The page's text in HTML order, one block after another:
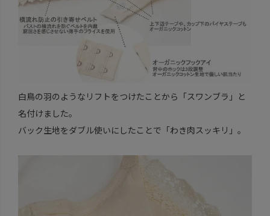
白鳥の羽のようなリフトをつけたことから「スワンブラ」と
名付けました。
バック生地をダブル使いにしたことで「わき肉スッキリ」。